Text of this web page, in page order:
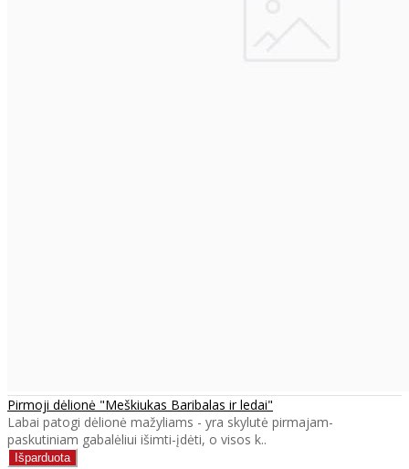
Pirmoji dėlionė "Meškiukas Baribalas ir ledai"
Labai patogi dėlionė mažyliams - yra skylutė pirmajam-
paskutiniam gabalėliui išimti-įdėti, o visos k..